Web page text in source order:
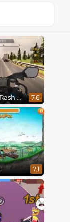
Moto Road Rash 3D 7.6
7.1